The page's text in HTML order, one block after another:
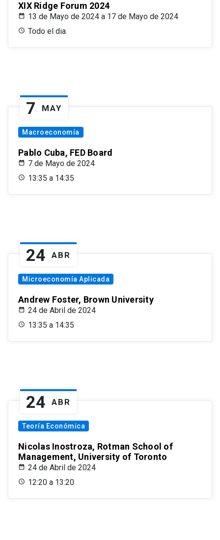
XIX Ridge Forum 2024
13 de Mayo de 2024 a 17 de Mayo de 2024
Todo el dia.
7 MAY
Macroeconomía
Pablo Cuba, FED Board
7 de Mayo de 2024
13:35 a 14:35
24 ABR
Microeconomía Aplicada
Andrew Foster, Brown University
24 de Abril de 2024
13:35 a 14:35
24 ABR
Teoría Económica
Nicolas Inostroza, Rotman School of
Management, University of Toronto
24 de Abril de 2024
12:20 a 13:20